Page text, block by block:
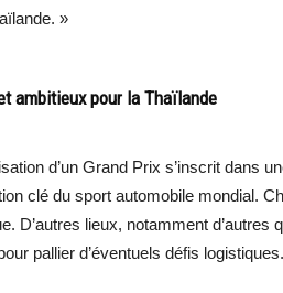
»
ambitieux pour la Thaïlande
d’un Grand Prix s’inscrit dans
clé du sport automobile mondial.
D’autres lieux, notamment
pallier d’éventuels défis logistiques.